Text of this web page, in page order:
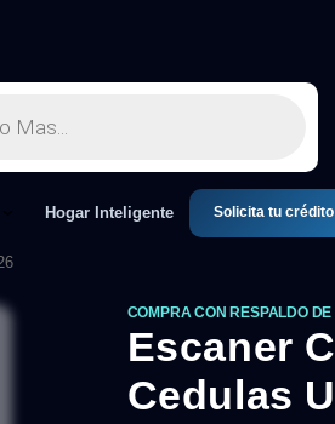
Hogar Inteligente Solicita tu crédito
COMPRA CON RESPALDO
Escaner
Cedulas